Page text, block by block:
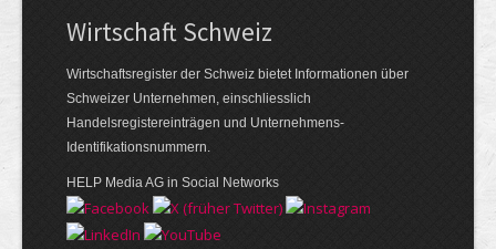
Wirtschaft Schweiz
Wirtschaftsregister der Schweiz bietet Informationen über
Schweizer Unternehmen, einschliesslich
Handelsregistereinträgen und Unternehmens-
Identifikationsnummern.
HELP Media AG in Social Networks